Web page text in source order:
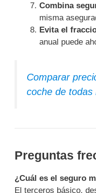
Combina
misma
Evita el
anual puede
Comparar
coche de
Preguntas
¿Cuál es el seguro
El terceros básico,